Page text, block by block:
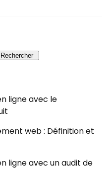
Rechercher
ligne avec le
web : Définition et
ligne avec un audit de